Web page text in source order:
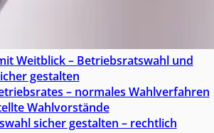
Weitblick – Betriebsratswahl und
gestalten
– normales Wahlverfahren
Wahlvorstände
sicher gestalten – rechtlich